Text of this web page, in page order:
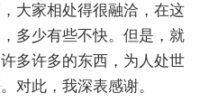
大家相处得很融洽，在这
多少有些不快。但是，就
多许多的东西，为人处世
对此，我深表感谢。